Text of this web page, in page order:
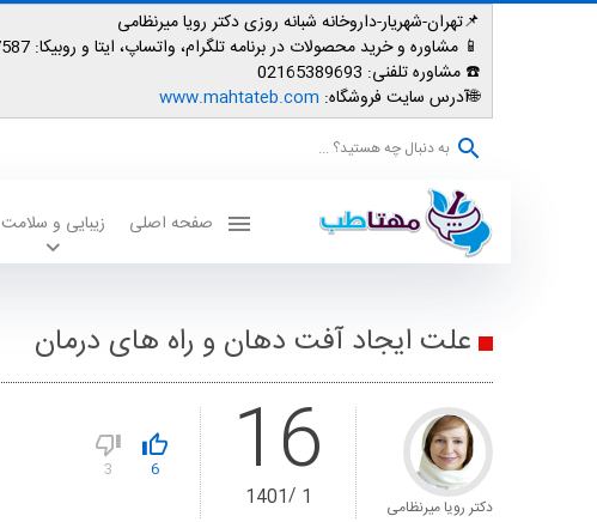
📌تهران-شهریار-داروخانه شبانه روزی دکتر رویا میرنظامی
📱 مشاوره و خرید محصولات در برنامه تلگرام، واتساپ، ایتا و روبیکا: 09302007587
☎️ مشاوره تلفنی:
🌐آدرس سایت فروشگاه: www.mahtateb.com
به دنبال چه هستید؟ ...
صفحه اصلی زیبایی و سلامت
علت ایجاد آفت دهان و راه های درمان
دکتر رویا میرنظامی 16
1
1401
6
3